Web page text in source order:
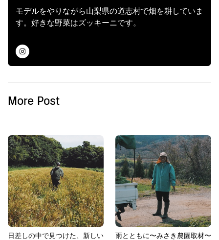
モデルをやりながら山梨県の道志村で畑を耕していま
す。好きな野菜はズッキーニです。
More Post
日差しの中で見つけた、新しい
雨とともに〜みさき農園取材〜